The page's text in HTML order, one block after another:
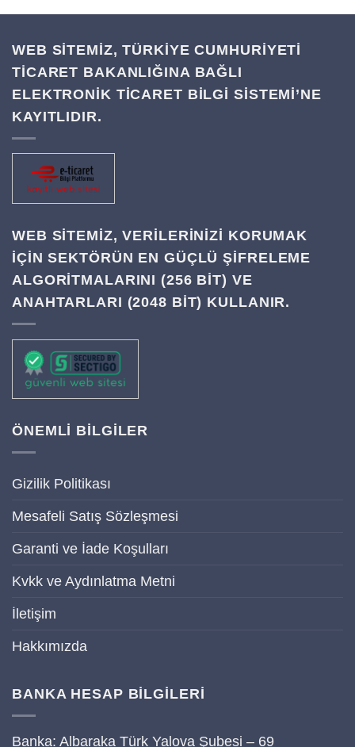
WEB SİTEMİZ, TÜRKİYE CUMHURİYETİ
TİCARET BAKANLIĞINA BAĞLI
ELEKTRONİK TİCARET BİLGİ SİSTEMİ’NE
KAYITLIDIR.
WEB SITEMIZ, VERILERINIZI KORUMAK
IÇIN SEKTÖRÜN EN GÜÇLÜ ŞIFRELEME
ALGORITMALARINI (256 BIT) VE
ANAHTARLARI (2048 BIT) KULLANIR.
ÖNEMLİ BİLGİLER
Gizilik Politikası
Mesafeli Satış Sözleşmesi
Garanti ve İade Koşulları
Kvkk ve Aydınlatma Metni
İletişim
Hakkımızda
BANKA HESAP BİLGİLERİ
Banka: Albaraka Türk Yalova Şubesi – 69